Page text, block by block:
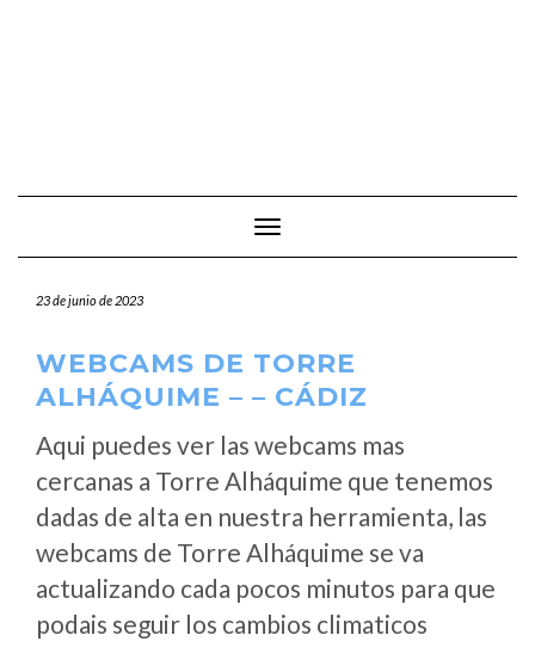
Cambiar modo de navegación
23 de junio de 2023
WEBCAMS DE TORRE
ALHÁQUIME – – CÁDIZ
Aqui puedes ver las webcams mas
cercanas a Torre Alháquime que tenemos
dadas de alta en nuestra herramienta, las
webcams de Torre Alháquime se va
actualizando cada pocos minutos para que
podais seguir los cambios climaticos